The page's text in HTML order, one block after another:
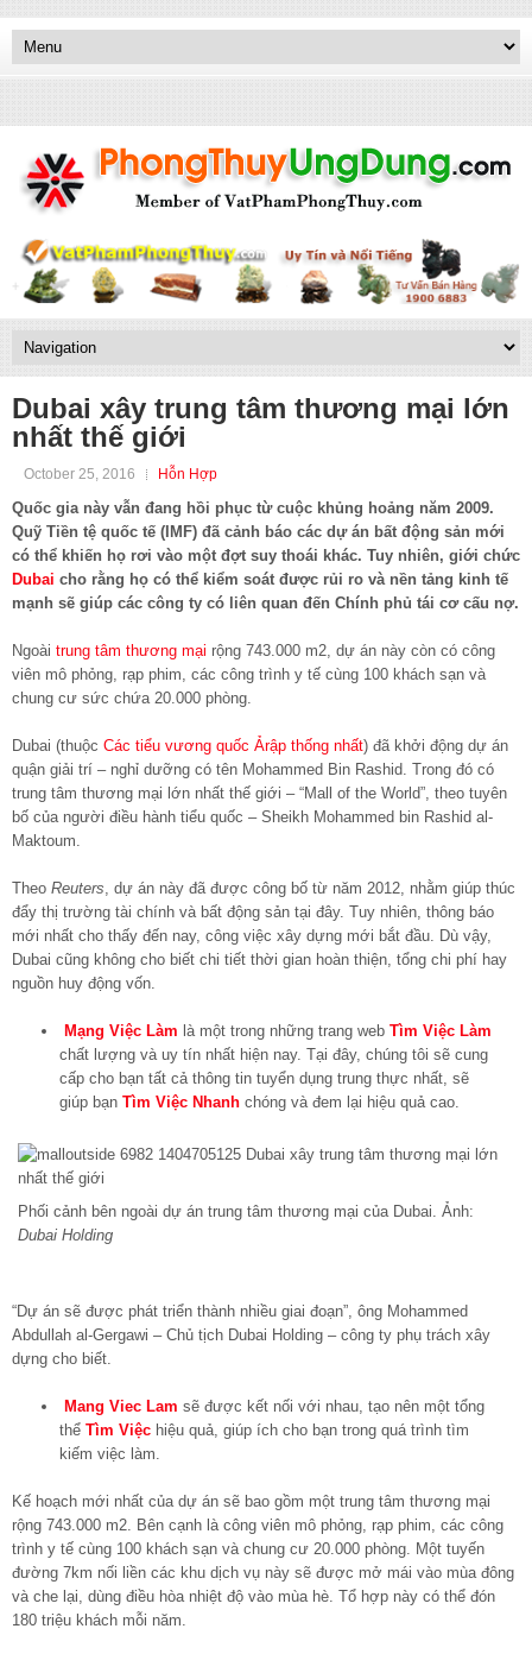
Dubai xây trung tâm thương mại lớn
nhất thế giới
October 25, 2016 Hỗn Hợp
Quốc gia này vẫn đang hồi phục từ cuộc khủng hoảng năm 2009.
Quỹ Tiền tệ quốc tế (IMF) đã cảnh báo các dự án bất động sản mới
có thể khiến họ rơi vào một đợt suy thoái khác. Tuy nhiên, giới chức
Dubai cho rằng họ có thể kiểm soát được rủi ro và nền tảng kinh tế
mạnh sẽ giúp các công ty có liên quan đến Chính phủ tái cơ cấu nợ.
Ngoài trung tâm thương mại rộng 743.000 m2, dự án này còn có công
viên mô phỏng, rạp phim, các công trình y tế cùng 100 khách sạn và
chung cư sức chứa 20.000 phòng.
Dubai (thuộc Các tiểu vương quốc Ảrập thống nhất) đã khởi động dự án
quận giải trí – nghỉ dưỡng có tên Mohammed Bin Rashid. Trong đó có
trung tâm thương mại lớn nhất thế giới – “Mall of the World”, theo tuyên
bố của người điều hành tiểu quốc – Sheikh Mohammed bin Rashid al-
Maktoum.
Theo Reuters , dự án này đã được công bố từ năm 2012, nhằm giúp thúc
đẩy thị trường tài chính và bất động sản tại đây. Tuy nhiên, thông báo
mới nhất cho thấy đến nay, công việc xây dựng mới bắt đầu. Dù vậy,
Dubai cũng không cho biết chi tiết thời gian hoàn thiện, tổng chi phí hay
nguồn huy động vốn.
Mạng Việc Làm là một trong những trang web Tìm Việc Làm
chất lượng và uy tín nhất hiện nay. Tại đây, chúng tôi sẽ cung
cấp cho bạn tất cả thông tin tuyển dụng trung thực nhất, sẽ
giúp bạn Tìm Việc Nhanh chóng và đem lại hiệu quả cao.
Phối cảnh bên ngoài dự án trung tâm thương mại của Dubai. Ảnh:
Dubai Holding
“Dự án sẽ được phát triển thành nhiều giai đoạn”, ông Mohammed
Abdullah al-Gergawi – Chủ tịch Dubai Holding – công ty phụ trách xây
dựng cho biết.
Mang Viec Lam sẽ được kết nối với nhau, tạo nên một tổng
thể Tìm Việc hiệu quả, giúp ích cho bạn trong quá trình tìm
kiếm việc làm.
Kế hoạch mới nhất của dự án sẽ bao gồm một trung tâm thương mại
rộng 743.000 m2. Bên cạnh là công viên mô phỏng, rạp phim, các công
trình y tế cùng 100 khách sạn và chung cư 20.000 phòng. Một tuyến
đường 7km nối liền các khu dịch vụ này sẽ được mở mái vào mùa đông
và che lại, dùng điều hòa nhiệt độ vào mùa hè. Tổ hợp này có thể đón
180 triệu khách mỗi năm.